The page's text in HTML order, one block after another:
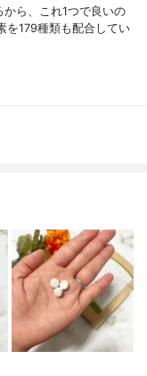
ら、これ1つで良いの
を179種類も配合してい